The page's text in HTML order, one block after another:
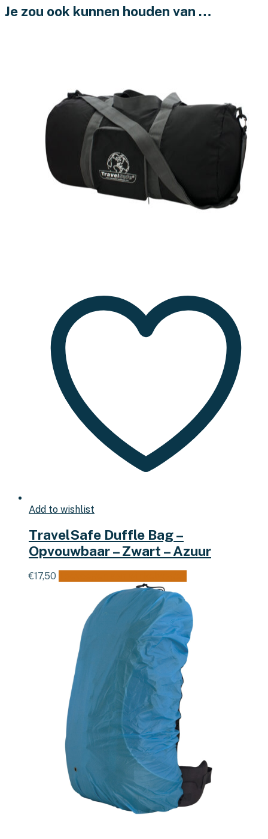
Je zou ook kunnen houden van …
Add to wishlist
TravelSafe Duffle Bag –
Opvouwbaar – Zwart – Azuur
€17,50